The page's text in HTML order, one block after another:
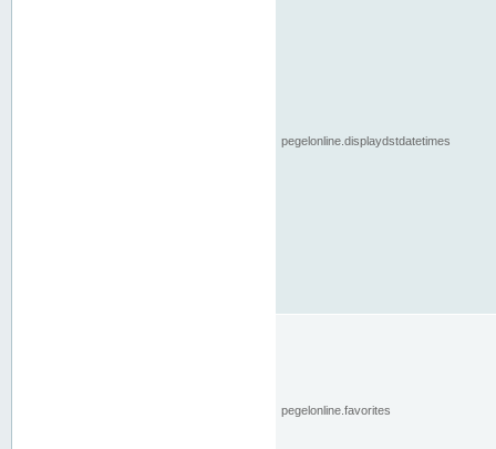
pegelonline.displaydstdatetimes
pegelonline.favorites